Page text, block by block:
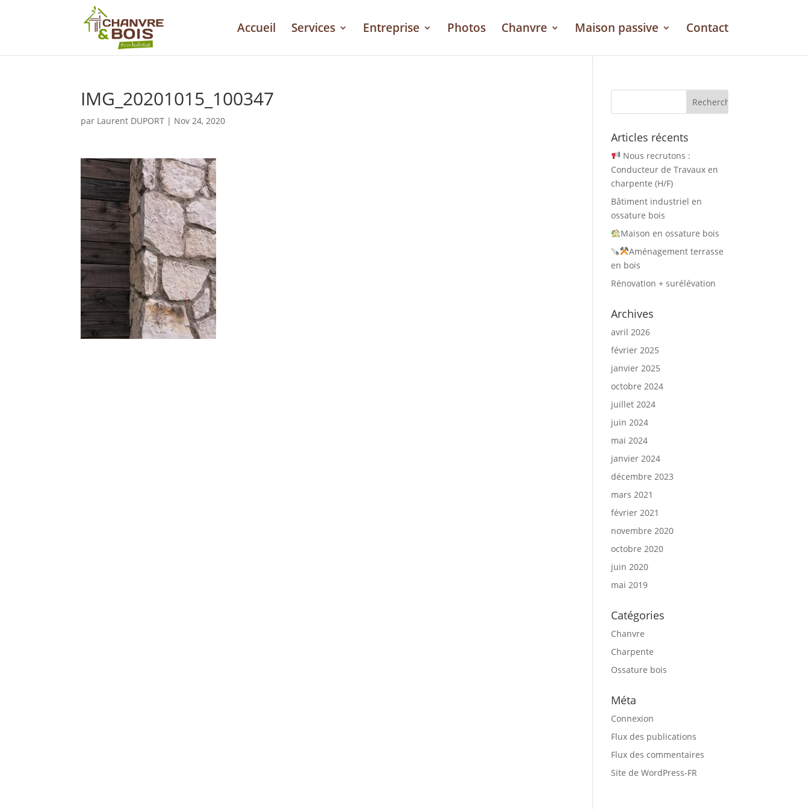
Accueil Services Entreprise Photos Chanvre Maison passive Contact
IMG_20201015_100347
par Laurent DUPORT | Nov 24, 2020
Articles récents
Nous recrutons :
Conducteur de Travaux en
charpente (H/F)
Bâtiment industriel en
ossature bois
Maison en ossature bois
🪚
Aménagement terrasse
en bois
Rénovation + surélévation
Archives
avril 2026
février 2025
janvier 2025
octobre 2024
juillet 2024
juin 2024
mai 2024
janvier 2024
décembre 2023
mars 2021
février 2021
novembre 2020
octobre 2020
juin 2020
mai 2019
Catégories
Chanvre
Charpente
Ossature bois
Méta
Connexion
Flux des publications
Flux des commentaires
Site de WordPress-FR